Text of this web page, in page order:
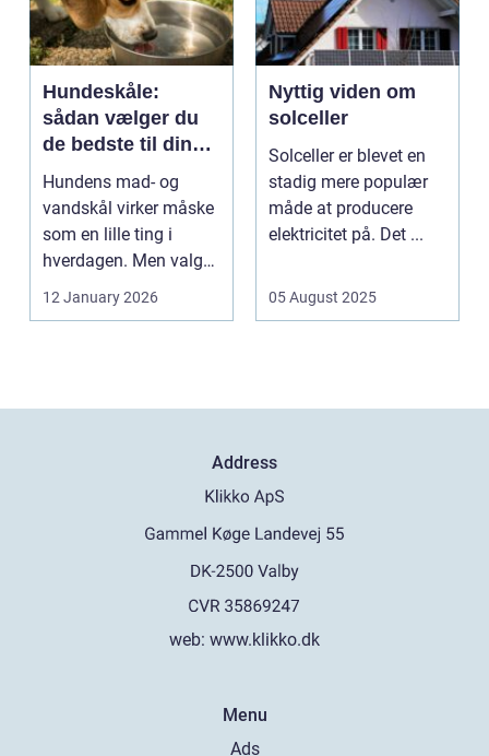
Hundeskåle:
sådan vælger du
de bedste til din
hund
Hundens mad- og
vandskål virker måske
som en lille ting i
hverdagen. Men valg
af sk&arin...
12 January 2026
Nyttig viden om
solceller
Solceller er blevet en
stadig mere populær
måde at producere
elektricitet på. Det ...
05 August 2025
Address
web: www.klikko.dk
Menu
Ads